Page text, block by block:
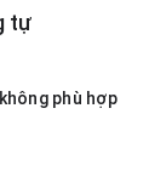
tự
phù hợp